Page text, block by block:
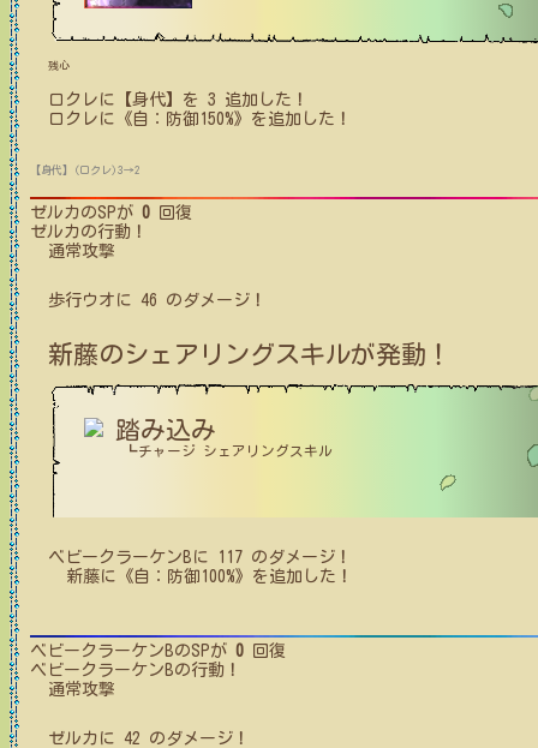
残心
ロクレ に【身代】を 3 追加した！
ロクレ に 《自：防御150%》 を追加した！
【身代】(ロクレ)3→2
ゼルカのSPが 0 回復
ゼルカの行動！
通常攻撃
歩行ウオ に 46 のダメージ！
新藤のシェアリングスキルが発動！
踏み込み
┗チャージ シェアリングスキル
ベビークラーケンB に 117 のダメージ！
新藤に 《自：防御100%》 を追加した！
ベビークラーケンBのSPが 0 回復
ベビークラーケンBの行動！
通常攻撃
ゼルカ に 42 のダメージ！